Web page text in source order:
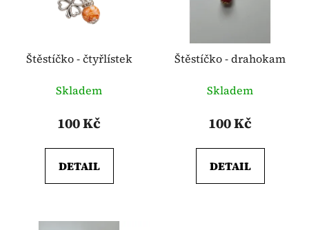
Štěstíčko - čtyřlístek
Skladem
100 Kč
DETAIL
Štěstíčko - drahokam
Skladem
100 Kč
DETAIL